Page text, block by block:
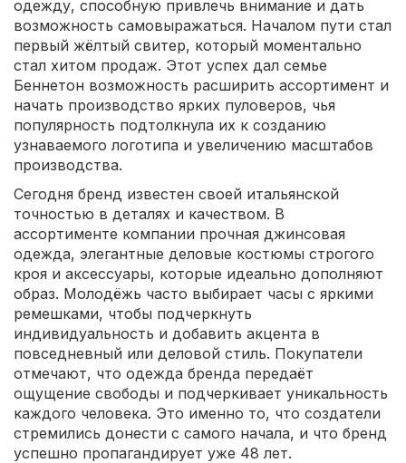
одежду, способную привлечь внимание и дать
возможность самовыражаться. Началом пути стал
первый жёлтый свитер, который моментально
стал хитом продаж. Этот успех дал семье
Беннетон возможность расширить ассортимент и
начать производство ярких пуловеров, чья
популярность подтолкнула их к созданию
узнаваемого логотипа и увеличению масштабов
производства.
Сегодня бренд известен своей итальянской
точностью в деталях и качеством. В
ассортименте компании прочная джинсовая
одежда, элегантные деловые костюмы строгого
кроя и аксессуары, которые идеально дополняют
образ. Молодёжь часто выбирает часы с яркими
ремешками, чтобы подчеркнуть
индивидуальность и добавить акцента в
повседневный или деловой стиль. Покупатели
отмечают, что одежда бренда передаёт
ощущение свободы и подчеркивает уникальность
каждого человека. Это именно то, что создатели
стремились донести с самого начала, и что бренд
успешно пропагандирует уже 48 лет.